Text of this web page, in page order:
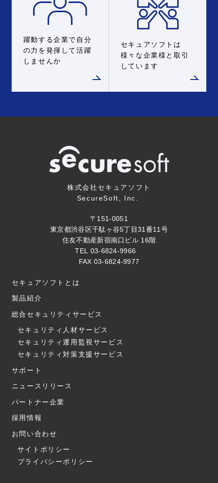
躍動する企業で自分
の力を発揮して活躍
しませんか
セキュアソフトは
様々な企業様と取引
しています
株式会社セキュアソフト
SecureSoft, Inc.
〒151-0051
東京都渋谷区千駄ヶ谷5丁目31番11号
住友不動産新宿南口ビル 16階
TEL 03-6824-9966
FAX 03-6824-9977
セキュアソフトとは
製品紹介
総合セキュリティサービス
セキュリティ人材サービス
セキュリティ運用監視サービス
セキュリティ対策支援サービス
サポート
ニュースリリース
パートナー企業
採用情報
お問い合わせ
サイトポリシー
プライバシーポリシー